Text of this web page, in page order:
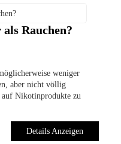
Rauchen?
weniger
aber nicht völlig
auf Nikotinprodukte zu
Details Anzeigen